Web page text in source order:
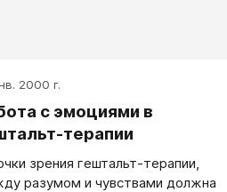
2000 г.
с эмоциями в
терапии
зрения гештальт-терапии,
разумом и чувствами должна